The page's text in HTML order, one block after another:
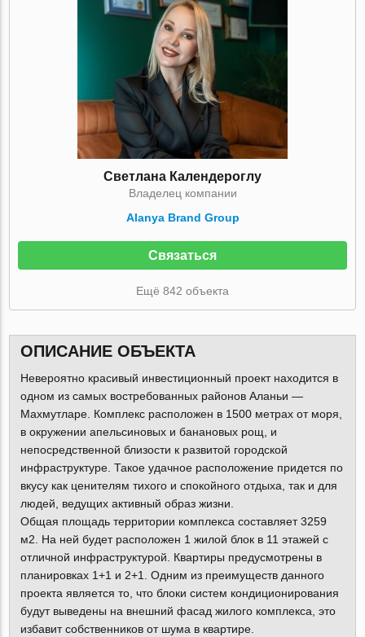
Светлана Календероглу
Владелец компании
Alanya Brand Group
Связаться
Ещё 842 объекта
ОПИСАНИЕ ОБЪЕКТА
Невероятно красивый инвестиционный проект находится в
одном из самых востребованных районов Аланьи —
Махмутларе. Комплекс расположен в 1500 метрах от моря,
в окружении апельсиновых и банановых рощ, и
непосредственной близости к развитой городской
инфраструктуре. Такое удачное расположение придется по
вкусу как ценителям тихого и спокойного отдыха, так и для
людей, ведущих активный образ жизни.
Общая площадь территории комплекса составляет 3259
м2. На ней будет расположен 1 жилой блок в 11 этажей с
отличной инфраструктурой. Квартиры предусмотрены в
планировках 1+1 и 2+1. Одним из преимуществ данного
проекта является то, что блоки систем кондиционирования
будут выведены на внешний фасад жилого комплекса, это
избавит собственников от шума в квартире.